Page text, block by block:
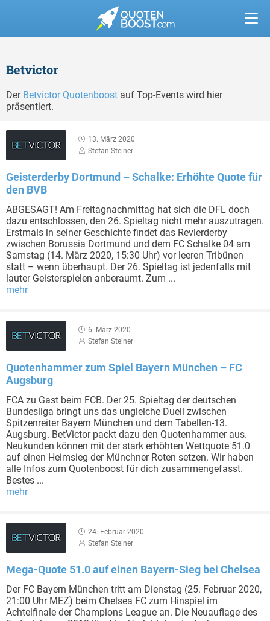
Betvictor
Der Betvictor Quotenboost auf Top-Events wird hier
präsentiert.
13. März 2020
Stefan Steiner
Geisterderby Dortmund – Schalke: Erhöhte Quote für
den BVB
ABGESAGT! Am Freitagnachmittag hat sich die DFL doch
dazu entschlossen, den 26. Spieltag nicht mehr auszutragen.
Erstmals in seiner Geschichte findet das Revierderby
zwischen Borussia Dortmund und dem FC Schalke 04 am
Samstag (14. März 2020, 15:30 Uhr) vor leeren Tribünen
statt – wenn überhaupt. Der 26. Spieltag ist jedenfalls mit
lauter Geisterspielen anberaumt. Zum ...
mehr
6. März 2020
Stefan Steiner
Quotenhammer zum Spiel Bayern München – FC
Augsburg
FCA zu Gast beim FCB. Der 25. Spieltag der deutschen
Bundesliga bringt uns das ungleiche Duell zwischen
Spitzenreiter Bayern München und dem Tabellen-13.
Augsburg. BetVictor packt dazu den Quotenhammer aus.
Neukunden können mit der stark erhöhten Wettquote 51.0
auf einen Heimsieg der Münchner Roten setzen. Wir haben
alle Infos zum Quotenboost für dich zusammengefasst.
Bestes ...
mehr
24. Februar 2020
Stefan Steiner
Mega-Quote 51.0 auf einen Bayern-Sieg bei Chelsea
Der FC Bayern München tritt am Dienstag (25. Februar 2020,
21:00 Uhr MEZ) beim Chelsea FC zum Hinspiel im
Achtelfinale der Champions League an. Die Neuauflage des